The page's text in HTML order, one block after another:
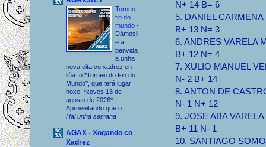
N+ 14 B= 6
5. DANIEL CARMENA
B+ 13 N= 3
6. ANDRES VARELA
B+ 12 N= 4
7. XULIO MANUEL
N- 2 B+ 14
8. ANTON DE
N- 1 N+ 12
9. JOSE ABA VARELA
B+ 11 N- 1
10. SANTIAGO
Torneo
fin do
mundo -
Dámosll
e a
benvida
a unha
nova cita co xadrez en
liña: o *Torneo do Fin do
Mundo*, que terá lugar
hoxe, *xoves 13 de
agosto de 2026*.
Aproveitando que o...
Hai unha semana
AGAX - Xogando co
Xadrez